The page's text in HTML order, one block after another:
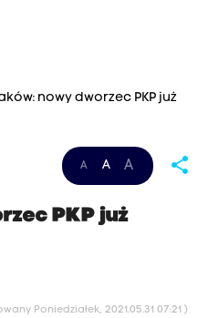
nowy dworzec PKP już
A A A share
PKP już
Poniedziałek, 2021.05.31 07:21 )